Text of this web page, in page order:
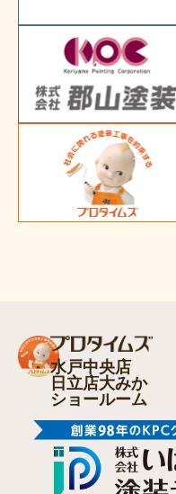
水戸中央店
日立店大みか
ショールーム